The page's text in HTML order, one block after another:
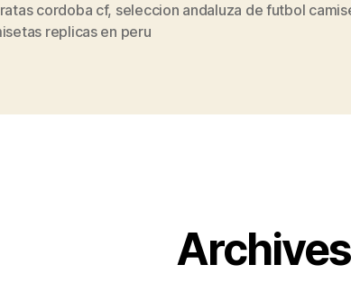
cordoba cf, seleccion andaluza de futbol
replicas en peru
Archives